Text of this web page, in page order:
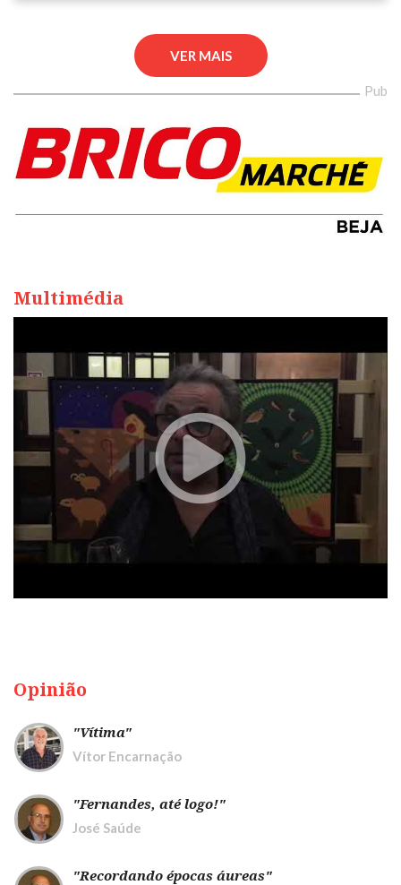
VER MAIS
Pub
Multimédia
Opinião
"Vítima"
Vítor Encarnação
"Fernandes, até logo!"
José Saúde
"Recordando épocas áureas"